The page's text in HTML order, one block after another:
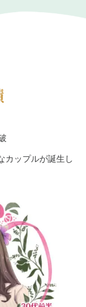
カップルが誕生し